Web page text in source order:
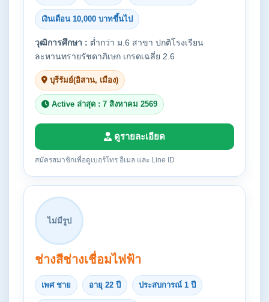
เงินเดือน 10,000 บาทขึ้นไป
วุฒิการศึกษา : ต่ำกว่า ม.6 สาขา ปกติโรงเรียน
ละหานทรายรัชดาภิเษก เกรดเฉลี่ย 2.6
บุรีรัมย์(อิสาน, เมือง)
Active ล่าสุด : 7 สิงหาคม 2569
ดูรายละเอียด
สมัครสมาชิกเพื่อดูเบอร์โทร อีเมล และ Line ID
ไม่มีรูป
ช่างสีช่างเชื่อมไฟฟ้า
เพศ ชาย อายุ 22 ปี ประสบการณ์ 1 ปี